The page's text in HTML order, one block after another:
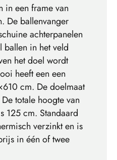
in een frame van
De ballenvanger
achterpanelen
ballen in het veld
het doel wordt
heeft een een
cm. De doelmaat
totale hoogte van
125 cm. Standaard
verzinkt en is
in één of twee